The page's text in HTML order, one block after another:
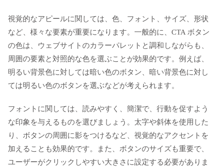
視覚的なアピールに関しては、色、フォント、サイズ、形状
など、様々な要素が重要になります。一般的に、CTA ボタン
の色は、ウェブサイトのカラーパレットと調和しながらも、
周囲の要素と対照的な色を選ぶことが効果的です。例えば、
明るい背景色に対しては暗い色のボタン、暗い背景色に対し
ては明るい色のボタンを選ぶなどが考えられます。
フォントに関しては、読みやすく、簡潔で、行動を促すよう
な印象を与えるものを選びましょう。太字や斜体を使用した
り、ボタンの周囲に影をつけるなど、視覚的なアクセントを
加えることも効果的です。また、ボタンのサイズも重要で、
ユーザーがクリックしやすい大きさに設定する必要がありま